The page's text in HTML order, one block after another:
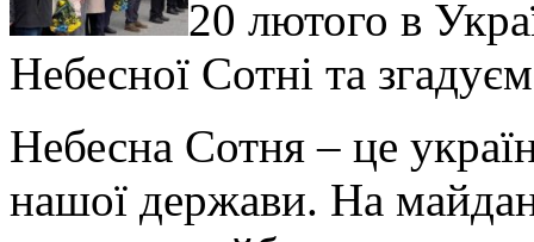
20 лютого в
Небесної Сотні та
Небесна Сотня – це
нашої держави. На